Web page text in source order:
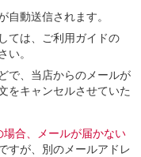
自動送信されます。
ては、ご利用ガイドの
い。
で、当店からのメールが
をキャンセルさせていた
合、メールが届かない
すが、別のメールアドレ